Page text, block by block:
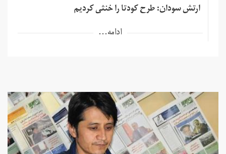
ارتش سودان: طرح کودتا را خنثی کردیم
ادامه...